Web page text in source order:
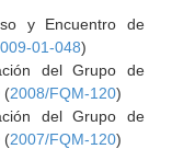
y Encuentro de
01-048)
del Grupo de
(2008/FQM-120)
del Grupo de
(2007/FQM-120)